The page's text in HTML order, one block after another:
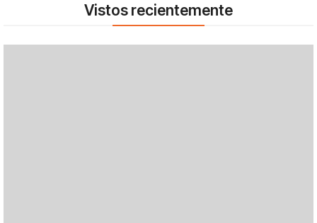
Vistos recientemente